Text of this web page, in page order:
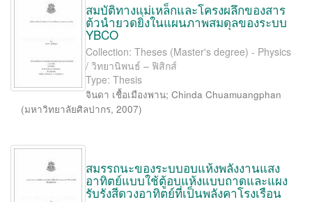
สมบัติทางแม่เหล็กและโครงผลึกของสาร
ต้วนำยวดยิ่งในแผนภาพสมดุลของระบบ
YBCO
Collection: Theses (Master's degree) - Physics
/ วิทยานิพนธ์ – ฟิสิกส์
Type: Thesis
จินดา เชื้อเมืองพาน; Chinda Chuamuangphan
(มหาวิทยาลัยศิลปากร, 2007)
สมรรถนะของระบบอบแห้งพลังงานแสง
อาทิตย์แบบใช้ตู้อบแห้งแบบถาดและแผง
รับรังสีดวงอาทิตย์ที่เป็นพลังคาโรงเรือน